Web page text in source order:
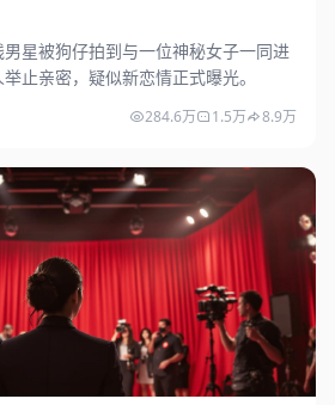
星被狗仔拍到与一位神秘女子一同进
止亲密，疑似新恋情正式曝光。
284.6万 1.5万 8.9万